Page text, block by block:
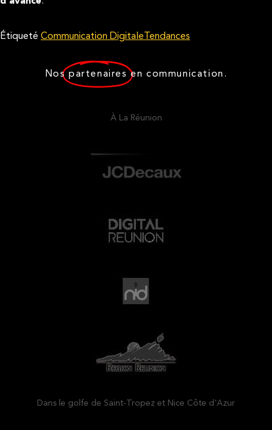
Étiqueté Communication Digitale Tendances
Nos partenaires en communication.
À La Réunion
Dans le golfe de Saint-Tropez et Nice Côte d'Azur